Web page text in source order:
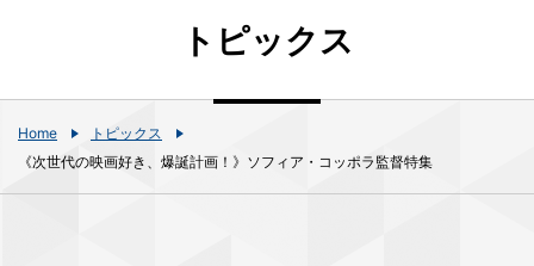
トピックス
Home
トピックス
《次世代の映画好き、爆誕計画！》ソフィア・コッポラ監督特集